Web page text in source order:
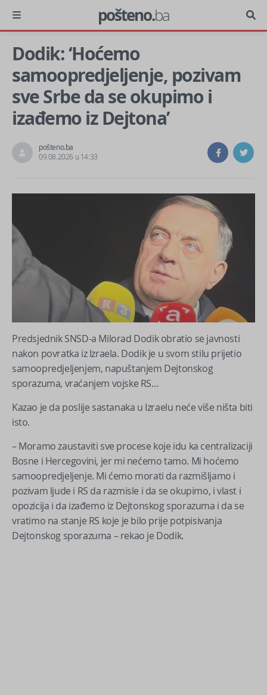
pošteno.ba
Dodik: ‘Hoćemo
samoopredjeljenje, pozivam
sve Srbe da se okupimo i
izađemo iz Dejtona’
pošteno.ba
09.08.2026 u 14:33
Predsjednik SNSD-a Milorad Dodik obratio se javnosti
nakon povratka iz Izraela. Dodik je u svom stilu prijetio
samoopredjeljenjem, napuštanjem Dejtonskog
sporazuma, vraćanjem vojske RS…
Kazao je da poslije sastanaka u Izraelu neće više ništa biti
isto.
– Moramo zaustaviti sve procese koje idu ka centralizaciji
Bosne i Hercegovini, jer mi nećemo tamo. Mi hoćemo
samoopredjeljenje. Mi ćemo morati da razmišljamo i
pozivam ljude i RS da razmisle i da se okupimo, i vlast i
opozicija i da izađemo iz Dejtonskog sporazuma i da se
vratimo na stanje RS koje je bilo prije potpisivanja
Dejtonskog sporazuma – rekao je Dodik.